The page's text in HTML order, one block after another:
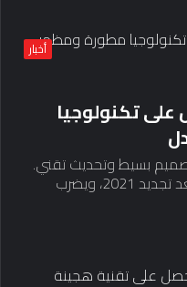
أخبار
2025 تحصل على تكنولوجيا
هوندا أوديسي 2025 بتصميم بسيط وتحديث تقني.
إنه التحديث الكبير الثاني لهذا الجيل بعد تجديد 2021، ويضرب